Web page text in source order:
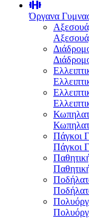
Όργανα
Πάγκοι
Πάγκοι